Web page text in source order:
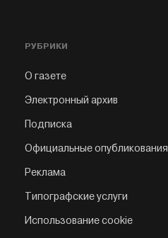
РУБРИКИ
О газете
Электронный архив
Подписка
Официальные опубликования
Реклама
Типографские услуги
Использование cookie